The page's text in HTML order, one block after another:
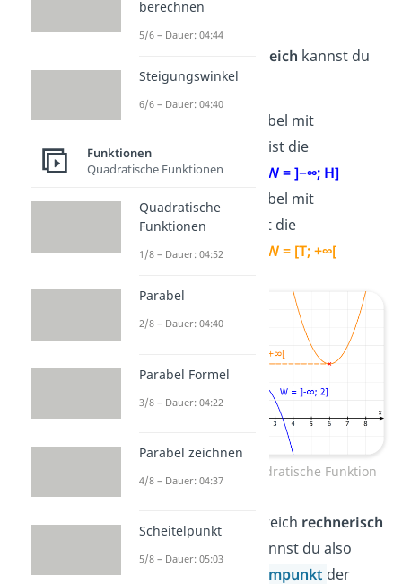
Unendliche
Wertebereich kannst du
dir merken:
bei einer Parabel mit
ist die
Wertemenge
W = ]−∞; H]
bei einer Parabel mit
Tiefpunkt T
ist die
Wertemenge
W = [T; +∞[
Wertebereich quadratische Funktion
Um den Wertebereich rechnerisch
zu bestimmen, kannst du also
Extrempunkt der
berechnen
5/6 – Dauer: 04:44
Steigungswinkel
6/6 – Dauer: 04:40
Funktionen
Quadratische Funktionen
Quadratische
Funktionen
1/8 – Dauer: 04:52
Parabel
2/8 – Dauer: 04:40
Parabel Formel
3/8 – Dauer: 04:22
Parabel zeichnen
4/8 – Dauer: 04:37
Scheitelpunkt
5/8 – Dauer: 05:03